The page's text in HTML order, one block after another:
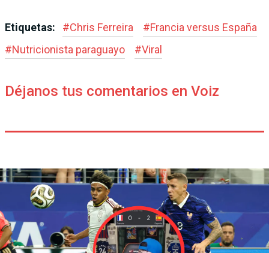
Etiquetas: #Chris Ferreira #Francia versus España
#Nutricionista paraguayo #Viral
Déjanos tus comentarios en Voiz